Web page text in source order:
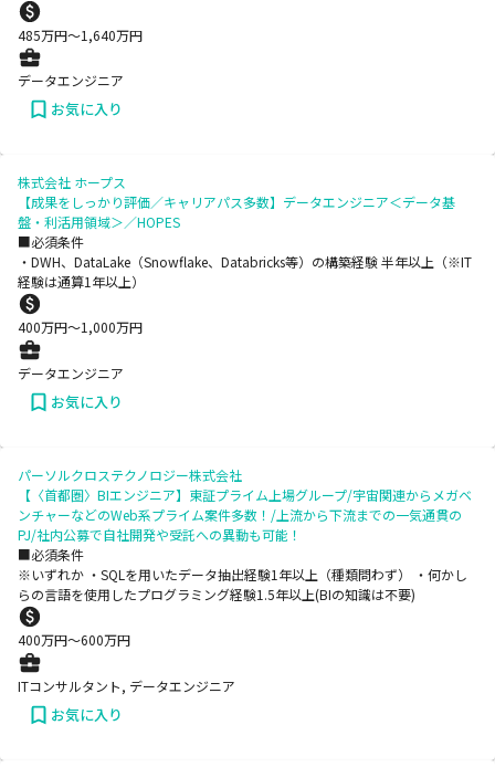
485万円〜1,640万円
データエンジニア
お気に入り
株式会社 ホープス
【成果をしっかり評価／キャリアパス多数】データエンジニア＜データ基
盤・利活用領域＞／HOPES
■必須条件
・DWH、DataLake（Snowflake、Databricks等）の構築経験 半年以上（※IT
経験は通算1年以上）
400万円〜1,000万円
データエンジニア
お気に入り
パーソルクロステクノロジー株式会社
【〈首都圏〉BIエンジニア】東証プライム上場グループ/宇宙関連からメガベ
ンチャーなどのWeb系プライム案件多数！/上流から下流までの一気通貫の
PJ/社内公募で自社開発や受託への異動も可能！
■必須条件
※いずれか ・SQLを用いたデータ抽出経験1年以上（種類問わず） ・何かし
らの言語を使用したプログラミング経験1.5年以上(BIの知識は不要)
400万円〜600万円
ITコンサルタント, データエンジニア
お気に入り